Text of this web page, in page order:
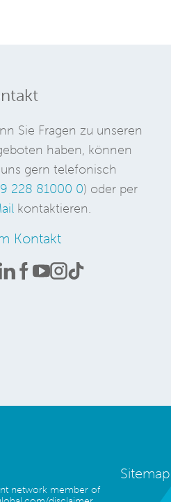
Sie Fragen zu unseren
haben, können
uns gern telefonisch
228 81000 0) oder per
kontaktieren.
Kontakt
network member of
Sitemap